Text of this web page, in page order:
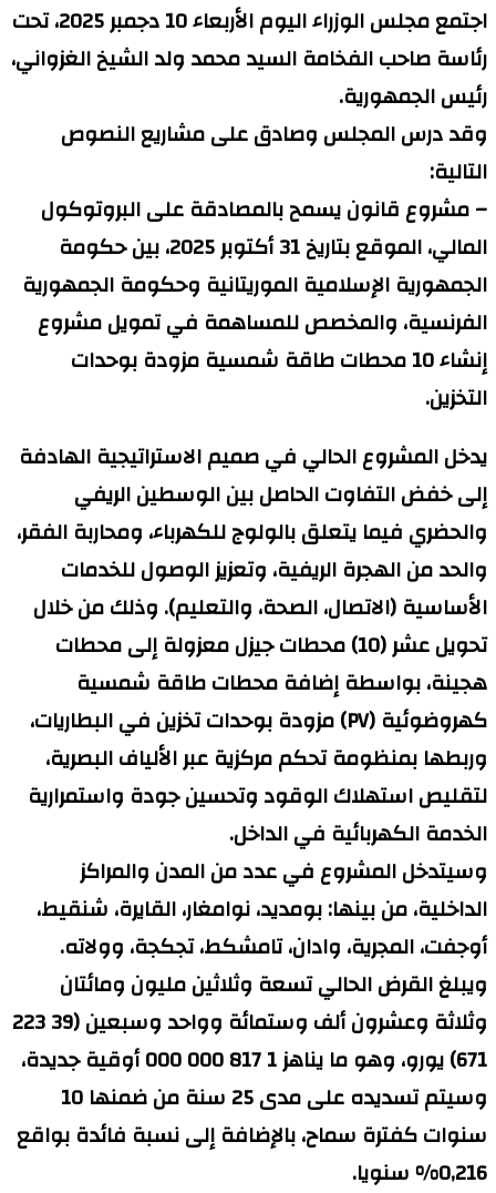
اجتمع مجلس الوزراء اليوم الأربعاء 10 دجمبر 2025، تحت
رئاسة صاحب الفخامة السيد محمد ولد الشيخ الغزواني،
رئيس الجمهورية.
وقد درس المجلس وصادق على مشاريع النصوص
التالية:
– مشروع قانون يسمح بالمصادقة على البروتوكول
المالي، الموقع بتاريخ 31 أكتوبر 2025، بين حكومة
الجمهورية الإسلامية الموريتانية وحكومة الجمهورية
الفرنسية، والمخصص للمساهمة في تمويل مشروع
إنشاء 10 محطات طاقة شمسية مزودة بوحدات
التخزين.
يدخل المشروع الحالي في صميم الاستراتيجية الهادفة
إلى خفض التفاوت الحاصل بين الوسطين الريفي
والحضري فيما يتعلق بالولوج للكهرباء، ومحاربة الفقر،
والحد من الهجرة الريفية، وتعزيز الوصول للخدمات
الأساسية (الاتصال، الصحة، والتعليم). وذلك من خلال
تحويل عشر (10) محطات جيزل معزولة إلى محطات
هجينة، بواسطة إضافة محطات طاقة شمسية
كهروضوئية (PV) مزودة بوحدات تخزين في البطاريات،
وربطها بمنظومة تحكم مركزية عبر الألياف البصرية،
لتقليص استهلاك الوقود وتحسين جودة واستمرارية
الخدمة الكهربائية في الداخل.
وسيتدخل المشروع في عدد من المدن والمراكز
الداخلية، من بينها: بومديد، نوامغار، القايرة، شنقيط،
أوجفت، المجرية، وادان، تامشكط، تجكجة، وولاته.
ويبلغ القرض الحالي تسعة وثلاثين مليون ومائتان
وثلاثة وعشرون ألف وستمائة وواحد وسبعين (39 223
671) يورو، وهو ما يناهز 1 817 000 000 أوقية جديدة،
وسيتم تسديده على مدى 25 سنة من ضمنها 10
سنوات كفترة سماح، بالإضافة إلى نسبة فائدة بواقع
0,216% سنويا.